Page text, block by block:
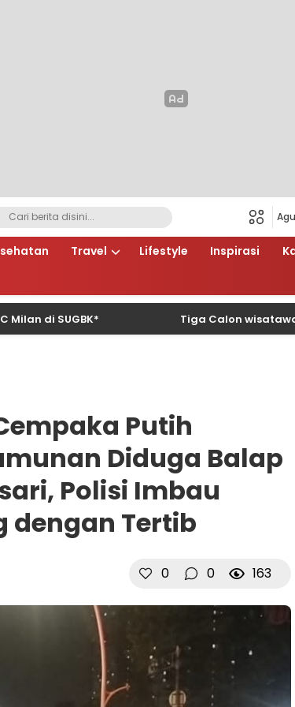
Travel Lifestyle Inspirasi
SUGBK* Tiga Calon wisatawan
Putih
Diduga Balap
Polisi Imbau
dengan Tertib
0 0 163